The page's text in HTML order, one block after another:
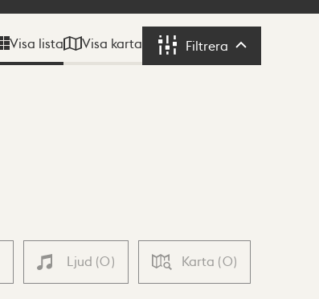
Visa lista Visa karta Filtrera Filtrera
Ljud (0) Karta (0)